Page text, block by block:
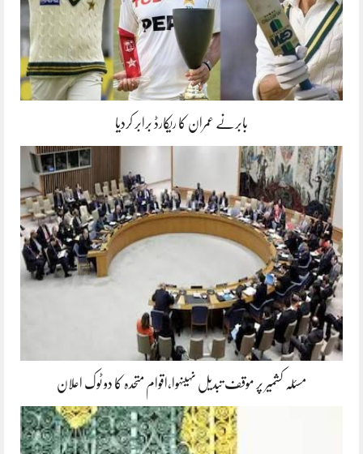
بابرنے عمران کا ریکارڈ برابر کردیا
مسئلہ کشمیر پر موقف تبدیل نہیںہوا،اقوام متحدہ کا دو ٹوک اعلان